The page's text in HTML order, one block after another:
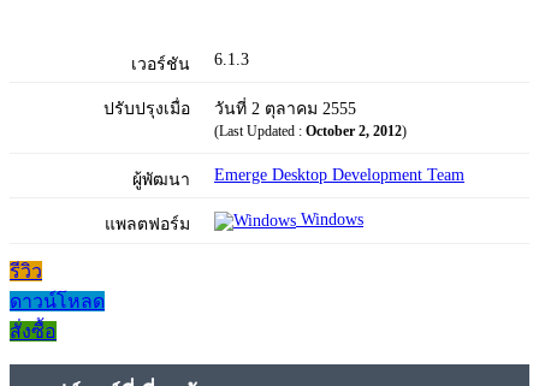
เวอร์ชัน 6.1.3
ปรับปรุงเมื่อ วันที่ 2 ตุลาคม 2555
(Last Updated : October 2, 2012)
ผู้พัฒนา Emerge Desktop Development Team
แพลตฟอร์ม Windows
รีวิว
ดาวน์โหลด
สั่งซื้อ